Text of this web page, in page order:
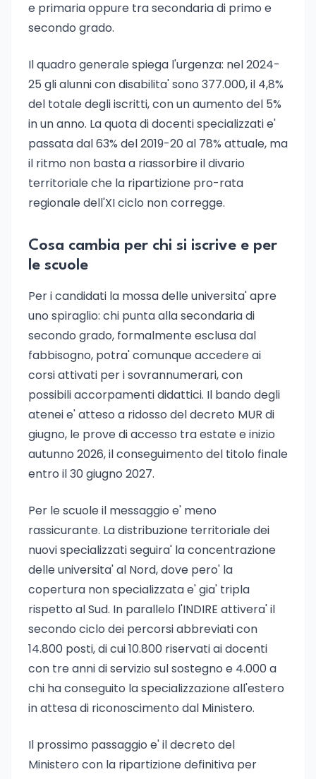
e primaria oppure tra secondaria di primo e
secondo grado.
Il quadro generale spiega l'urgenza: nel 2024-
25 gli alunni con disabilita' sono 377.000, il 4,8%
del totale degli iscritti, con un aumento del 5%
in un anno. La quota di docenti specializzati e'
passata dal 63% del 2019-20 al 78% attuale, ma
il ritmo non basta a riassorbire il divario
territoriale che la ripartizione pro-rata
regionale dell'XI ciclo non corregge.
Cosa cambia per chi si iscrive e per
le scuole
Per i candidati la mossa delle universita' apre
uno spiraglio: chi punta alla secondaria di
secondo grado, formalmente esclusa dal
fabbisogno, potra' comunque accedere ai
corsi attivati per i sovrannumerari, con
possibili accorpamenti didattici. Il bando degli
atenei e' atteso a ridosso del decreto MUR di
giugno, le prove di accesso tra estate e inizio
autunno 2026, il conseguimento del titolo finale
entro il 30 giugno 2027.
Per le scuole il messaggio e' meno
rassicurante. La distribuzione territoriale dei
nuovi specializzati seguira' la concentrazione
delle universita' al Nord, dove pero' la
copertura non specializzata e' gia' tripla
rispetto al Sud. In parallelo l'INDIRE attivera' il
secondo ciclo dei percorsi abbreviati con
14.800 posti, di cui 10.800 riservati ai docenti
con tre anni di servizio sul sostegno e 4.000 a
chi ha conseguito la specializzazione all'estero
in attesa di riconoscimento dal Ministero.
Il prossimo passaggio e' il decreto del
Ministero con la ripartizione definitiva per